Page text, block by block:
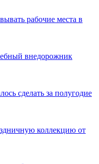
рабочие места в
внедорожник
сделать за полугодие
коллекцию от